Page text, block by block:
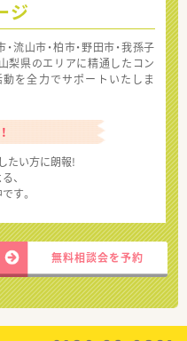
ジ
流山市・柏市・野田市・我孫子
梨県のエリアに精通したコン
を全力でサポートいたしま
たい方に朗報!
、
す。
無料相談会を予約